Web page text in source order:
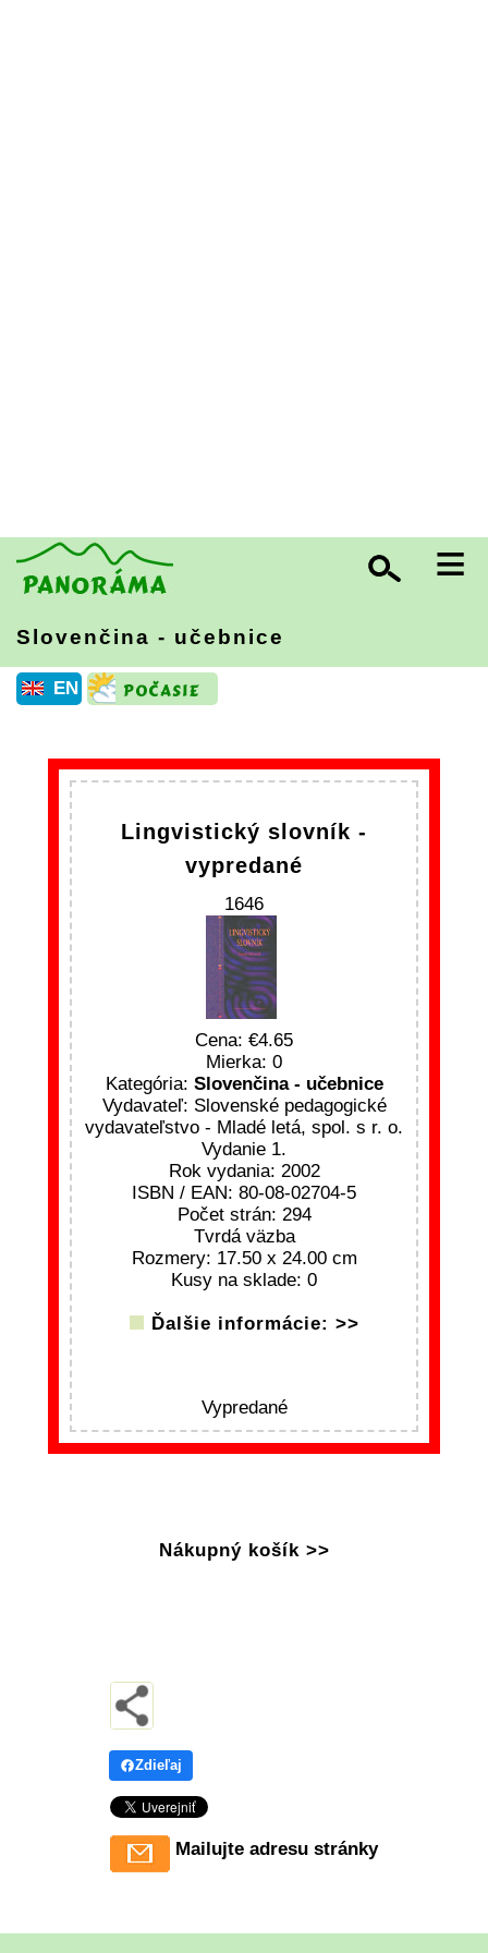
≡
Slovenčina - učebnice
EN
Lingvistický slovník -
vypredané
1646
Cena:
4.65
Mierka: 0
Kategória: Slovenčina - učebnice
Vydavateľ: Slovenské pedagogické
vydavateľstvo - Mladé letá, spol. s r. o.
Vydanie 1.
Rok vydania: 2002
ISBN / EAN: 80-08-02704-5
Počet strán: 294
Tvrdá väzba
Rozmery: 17.50 x 24.00 cm
Kusy na sklade: 0
Ďalšie informácie: >>
Vypredané
Nákupný košík >>
Zdieľaj
Mailujte adresu stránky